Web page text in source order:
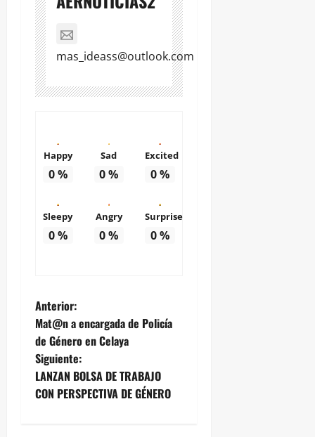
mas_ideass@outlook.com
Happy
0%
Sad
0%
Excited
0%
Sleepy
0%
Angry
0%
Surprise
0%
N
a
v
e
Anterior:
Mat@n a encargada de Policía
de Género en Celaya
Siguiente:
LANZAN BOLSA DE TRABAJO
CON PERSPECTIVA DE GÉNERO